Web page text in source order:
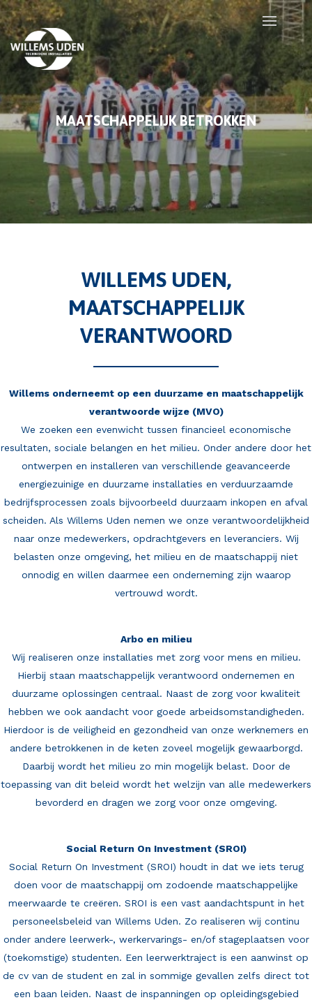
MAATSCHAPPELIJK BETROKKEN
WILLEMS UDEN,
MAATSCHAPPELIJK
VERANTWOORD
Willems onderneemt op een duurzame en maatschappelijk
verantwoorde wijze (MVO)
We zoeken een evenwicht tussen financieel economische
resultaten, sociale belangen en het milieu. Onder andere door het
ontwerpen en installeren van verschillende geavanceerde
energiezuinige en duurzame installaties en verduurzaamde
bedrijfsprocessen zoals bijvoorbeeld duurzaam inkopen en afval
scheiden. Als Willems Uden nemen we onze verantwoordelijkheid
naar onze medewerkers, opdrachtgevers en leveranciers. Wij
belasten onze omgeving, het milieu en de maatschappij niet
onnodig en willen daarmee een onderneming zijn waarop
vertrouwd wordt.
Arbo en milieu
Wij realiseren onze installaties met zorg voor mens en milieu.
Hierbij staan maatschappelijk verantwoord ondernemen en
duurzame oplossingen centraal. Naast de zorg voor kwaliteit
hebben we ook aandacht voor goede arbeidsomstandigheden.
Hierdoor is de veiligheid en gezondheid van onze werknemers en
andere betrokkenen in de keten zoveel mogelijk gewaarborgd.
Daarbij wordt het milieu zo min mogelijk belast. Door de
toepassing van dit beleid wordt het welzijn van alle medewerkers
bevorderd en dragen we zorg voor onze omgeving.
Social Return On Investment (SROI)
Social Return On Investment (SROI) houdt in dat we iets terug
doen voor de maatschappij om zodoende maatschappelijke
meerwaarde te creëren. SROI is een vast aandachtspunt in het
personeelsbeleid van Willems Uden. Zo realiseren wij continu
onder andere leerwerk-, werkervarings- en/of stageplaatsen voor
(toekomstige) studenten. Een leerwerktraject is een aanwinst op
de cv van de student en zal in sommige gevallen zelfs direct tot
een baan leiden. Naast de inspanningen op opleidingsgebied